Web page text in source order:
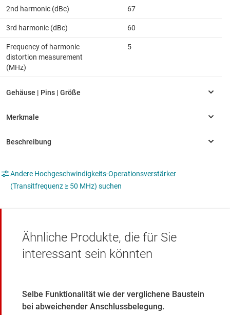
2nd harmonic (dBc) 67
3rd harmonic (dBc) 60
Frequency of harmonic
distortion measurement
(MHz)
5
Andere Hochgeschwindigkeits-Operationsverstärker
(Transitfrequenz ≥ 50 MHz) suchen
Ähnliche Produkte, die für Sie
interessant sein könnten
Selbe Funktionalität wie der verglichene Baustein
bei abweichender Anschlussbelegung.